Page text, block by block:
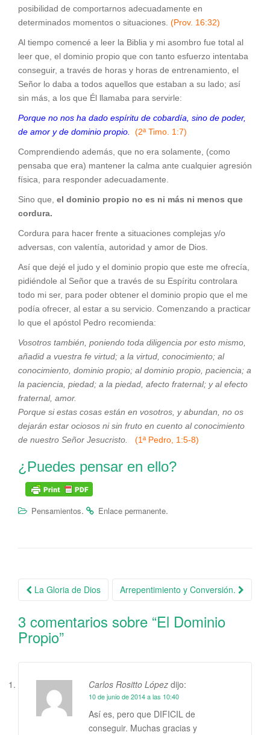
posibilidad de comportarnos adecuadamente en
determinados momentos o situaciones. (Prov. 16:32)
Al tiempo comencé a leer la Biblia y mi asombro fue total al
leer que, el dominio propio que con tanto esfuerzo intentaba
conseguir, a través de horas y horas de entrenamiento, el
Señor lo daba a todos aquellos que estaban a su lado; así
sin más, a los que Él llamaba para servirle:
Porque no nos ha dado espíritu de cobardía, sino de poder,
de amor y de dominio propio.
(2ª Timo. 1:7)
Comprendiendo además, que no era solamente, (como
pensaba que era) mantener la calma ante cualquier agresión
física, para responder adecuadamente.
Sino que, el dominio propio no es ni más ni menos que
cordura.
Cordura para hacer frente a situaciones complejas y/o
adversas, con valentía, autoridad y amor de Dios.
Así que dejé el judo y el dominio propio que este me ofrecía,
pidiéndole al Señor que a través de su Espíritu controlara
todo mi ser, para poder obtener el dominio propio que el me
podía ofrecer, al estar a su servicio. Comenzando a practicar
lo que el apóstol Pedro recomienda:
Vosotros también, poniendo toda diligencia por esto mismo,
añadid a vuestra fe virtud; a la virtud, conocimiento; al
conocimiento, dominio propio; al dominio propio, paciencia; a
la paciencia, piedad; a la piedad, afecto fraternal; y al efecto
fraternal, amor.
Porque si estas cosas están en vosotros, y abundan, no os
dejarán estar ociosos ni sin fruto en cuento al conocimiento
de nuestro Señor Jesucristo. (1ª Pedro, 1:5-8)
¿Puedes pensar en ello?
Pensamientos. Enlace permanente.
Navegación de la entrada
La Gloria de Dios Arrepentimiento y Conversión.
3 comentarios sobre “El Dominio
Propio”
Carlos Rositto López dijo:
10 de junio de 2014 a las 10:40
Así es, pero que DIFICIL de
conseguir. Muchas gracias y